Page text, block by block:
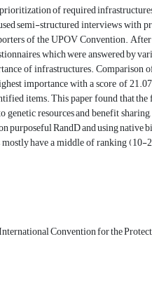
of required
semi-structured interviews with
of the UPOV Convention.
which were answered by
of infrastructures. Comparison
importance with a score of
items. This paper found that
resources and benefit
purposeful RandD and using native
have a middle of ranking
Convention for the